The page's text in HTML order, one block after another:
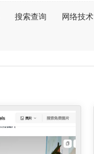
搜索查询 网络技术